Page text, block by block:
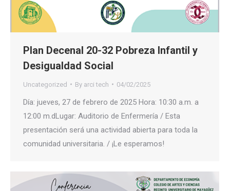
Plan Decenal 20-32 Pobreza Infantil y
Desigualdad Social
Uncategorized By arci tech 04/02/2025
Día: jueves, 27 de febrero de 2025 Hora: 10:30 a.m. a
12:00 m.dLugar: Auditorio de Enfermería / Esta
presentación será una actividad abierta para toda la
comunidad universitaria. / ¡Le esperamos!